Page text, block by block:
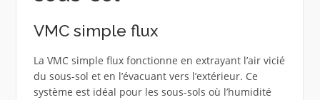
VMC simple flux
La VMC simple flux fonctionne en extrayant l’air vicié
du sous-sol et en l’évacuant vers l’extérieur. Ce
système est idéal pour les sous-sols où l’humidité